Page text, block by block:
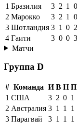
1 Бразилия 3 2 1 0
2 Марокко 3 2 1 0
3 Шотландия 3 1 0 2
4 Гаити 3 0 0 3
Матчи
Группа D
# Команда И В Н П
1 США 3 2 0 1
2 Австралия 3 1 1 1
3 Парагвай 3 1 1 1